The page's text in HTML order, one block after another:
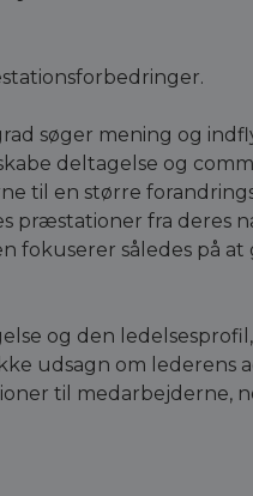
søger mening og
deltagelse og
til en større
præstationer fra deres
fokuserer således på at
og den
udsagn om lederens
til medarbejderne,